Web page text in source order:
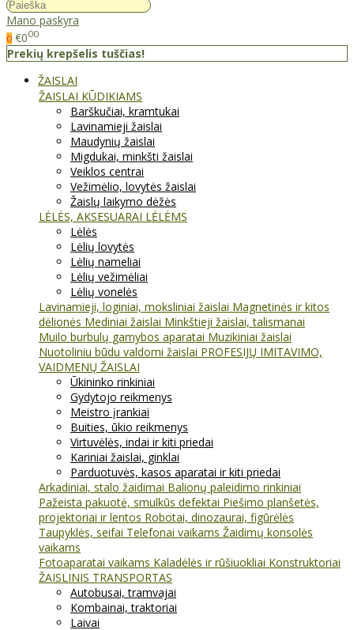
Mano paskyra
0 €000
Prekių krepšelis tuščias!
ŽAISLAI
ŽAISLAI KŪDIKIAMS
Barškučiai, kramtukai
Lavinamieji žaislai
Maudynių žaislai
Migdukai, minkšti žaislai
Veiklos centrai
Vežimėlio, lovytės žaislai
Žaislų laikymo dėžės
LĖLĖS, AKSESUARAI LĖLĖMS
Lėlės
Lėlių lovytės
Lėlių nameliai
Lėlių vežimėliai
Lėlių vonelės
Lavinamieji, loginiai, moksliniai žaislai Magnetinės ir kitos
dėlionės Mediniai žaislai Minkštieji žaislai, talismanai
Muilo burbulų gamybos aparatai Muzikiniai žaislai
Nuotoliniu būdu valdomi žaislai PROFESIJŲ IMITAVIMO,
VAIDMENŲ ŽAISLAI
Ūkininko rinkiniai
Gydytojo reikmenys
Meistro įrankiai
Buities, ūkio reikmenys
Virtuvėlės, indai ir kiti priedai
Kariniai žaislai, ginklai
Parduotuvės, kasos aparatai ir kiti priedai
Arkadiniai, stalo žaidimai Balionų paleidimo rinkiniai
Pažeista pakuotė, smulkūs defektai Piešimo planšetės,
projektoriai ir lentos Robotai, dinozaurai, figūrėlės
Taupyklės, seifai Telefonai vaikams Žaidimų konsolės
vaikams
Fotoaparatai vaikams Kaladėlės ir rūšiuokliai Konstruktoriai
ŽAISLINIS TRANSPORTAS
Autobusai, tramvajai
Kombainai, traktoriai
Laivai